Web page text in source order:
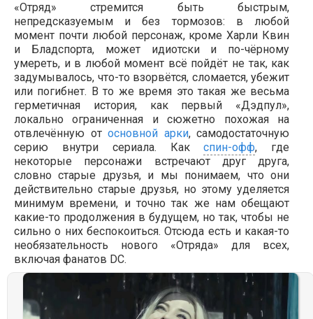
«Отряд» стремится быть быстрым,
непредсказуемым и без тормозов: в любой
момент почти любой персонаж, кроме Харли Квин
и Бладспорта, может идиотски и по-чёрному
умереть, и в любой момент всё пойдёт не так, как
задумывалось, что-то взорвётся, сломается, убежит
или погибнет. В то же время это такая же весьма
герметичная история, как первый «Дэдпул»,
локально ограниченная и сюжетно похожая на
отвлечённую отосновной арки, самодостаточную
серию внутри сериала. Какспин-офф, где
некоторые персонажи встречают друг друга,
словно старые друзья, и мы понимаем, что они
действительно старые друзья, но этому уделяется
минимум времени, и точно так же нам обещают
какие-то продолжения в будущем, но так, чтобы не
сильно о них беспокоиться. Отсюда есть и какая-то
необязательность нового «Отряда» для всех,
включая фанатов DC.